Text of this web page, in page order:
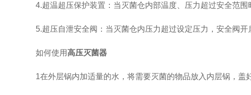
4.超温超压保护装置：当灭菌仓内部温度、压力超过安全范围
5.超压自泄安全阀：当灭菌仓内压力超过设定压力，安全阀开
如何使用高压灭菌器
1在外层锅内加适量的水，将需要灭菌的物品放入内层锅，盖